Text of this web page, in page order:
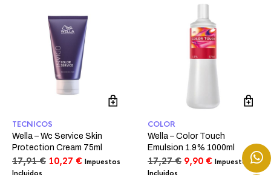
TECNICOS
Wella – Wc Service Skin
Protection Cream 75ml
17,91€ El
10,27 €ElImpuestos
COLOR
Wella – Color Touch
Emulsion 1.9% 1000ml
17,27€ El
9,90 €ElImpuestos